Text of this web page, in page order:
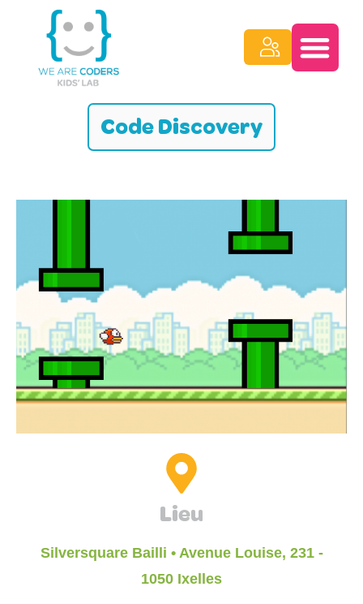
Code Discovery
Lieu
Silversquare Bailli • Avenue Louise, 231 -
1050 Ixelles